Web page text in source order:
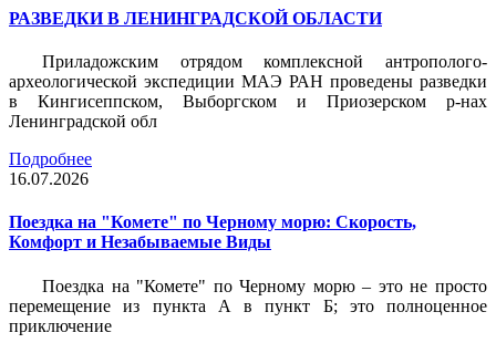
РАЗВЕДКИ В ЛЕНИНГРАДСКОЙ ОБЛАСТИ
Приладожским отрядом комплексной антрополого-
археологической экспедиции МАЭ РАН проведены разведки
в Кингисеппском, Выборгском и Приозерском р-нах
Ленинградской обл
Подробнее
16.07.2026
Поездка на "Комете" по Черному морю: Скорость,
Комфорт и Незабываемые Виды
Поездка на "Комете" по Черному морю – это не просто
перемещение из пункта А в пункт Б; это полноценное
приключение